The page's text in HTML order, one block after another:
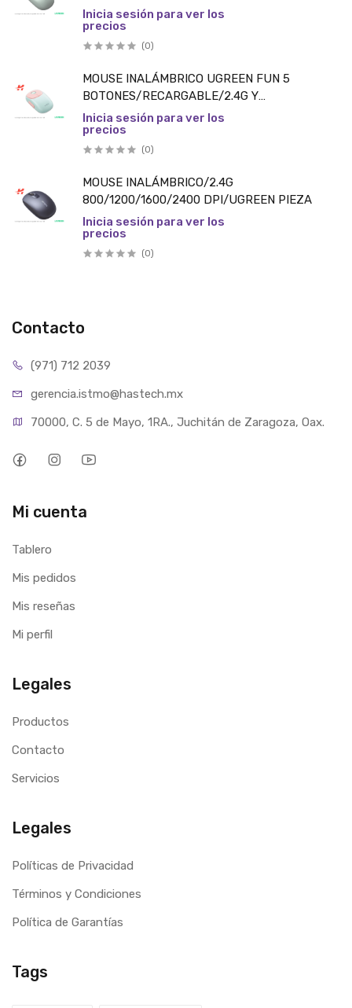
VERDE PIEZA
Inicia sesión para ver los
precios
(0)
MOUSE INALÁMBRICO UGREEN FUN 5
BOTONES/RECARGABLE/2.4G Y
BLUETOOTH/COLOR ROSA PIEZA
Inicia sesión para ver los
precios
(0)
MOUSE INALÁMBRICO/2.4G
800/1200/1600/2400 DPI/UGREEN PIEZA
Inicia sesión para ver los
precios
(0)
Contacto
(971) 712 2039
gerencia.istmo@hastech.mx
70000, C. 5 de Mayo, 1RA., Juchitán de Zaragoza, Oax.
Mi cuenta
Tablero
Mis pedidos
Mis reseñas
Mi perfil
Legales
Productos
Contacto
Servicios
Legales
Políticas de Privacidad
Términos y Condiciones
Política de Garantías
Tags